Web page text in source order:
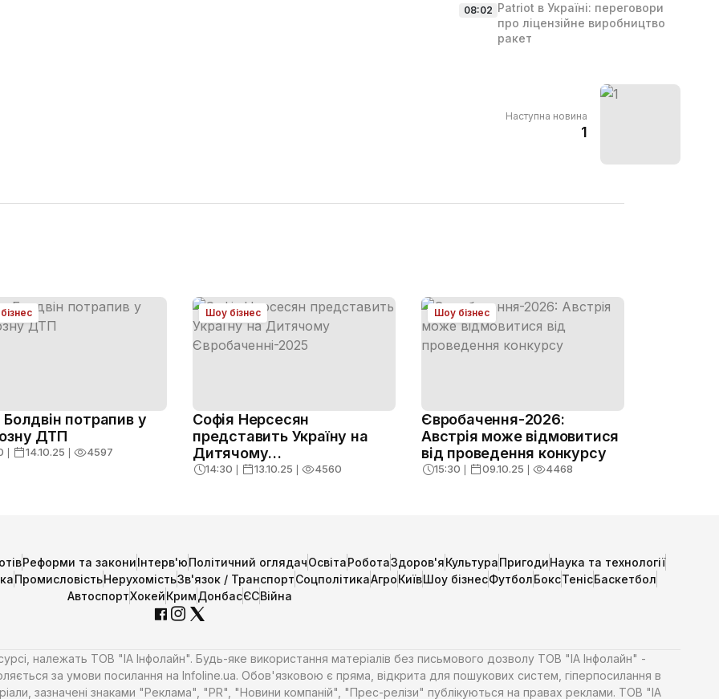
08:02 Patriot в Україні: переговори
про ліцензійне виробництво
ракет
Наступна новина
1
потрапив у
ДТП
❘ 14.10.25 ❘ 4597
Шоу бізнес
Софія Нерсесян
представить Україну на
Дитячому
Євробаченні-2025
14:30 ❘ 13.10.25 ❘ 4560
Шоу бізнес
Євробачення-2026:
Австрія може відмовитися
від проведення конкурсу
15:30 ❘ 09.10.25 ❘ 4468
Реформи та закониІнтерв'юПолітичний оглядачОсвітаРоботаЗдоров'яКультураПригодиНаука та технології
ПромисловістьНерухомістьЗв'язок / ТранспортСоцполітикаАгроКиївШоу бізнесФутболБоксТенісБаскетбол
АвтоспортХокейКримДонбасЄСВійна
належать ТОВ "ІА Інфолайн". Будь-яке використання матеріалів без письмового дозволу ТОВ "ІА Інфолайн" -
за умови посилання на Infoline.ua. Обов'язковою є пряма, відкрита для пошукових систем, гіперпосилання в
зазначені знаками "Реклама", "PR", "Новини компаній", "Прес-релізи" публікуються на правах реклами. ТОВ "ІА